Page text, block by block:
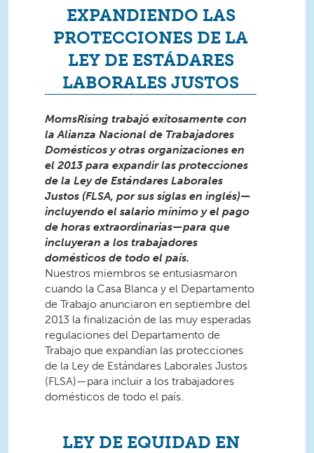
EXPANDIENDO LAS
PROTECCIONES DE LA
LEY DE ESTÁDARES
LABORALES JUSTOS
MomsRising trabajó exitosamente con
la Alianza Nacional de Trabajadores
Domésticos y otras organizaciones en
el 2013 para expandir las protecciones
de la Ley de Estándares Laborales
Justos (FLSA, por sus siglas en inglés)—
incluyendo el salario mínimo y el pago
de horas extraordinarias—para que
incluyeran a los trabajadores
domésticos de todo el país.
Nuestros miembros se entusiasmaron
cuando la Casa Blanca y el Departamento
de Trabajo anunciaron en septiembre del
2013 la finalización de las muy esperadas
regulaciones del Departamento de
Trabajo que expandían las protecciones
de la Ley de Estándares Laborales Justos
(FLSA)—para incluir a los trabajadores
domésticos de todo el país.
LEY DE EQUIDAD EN